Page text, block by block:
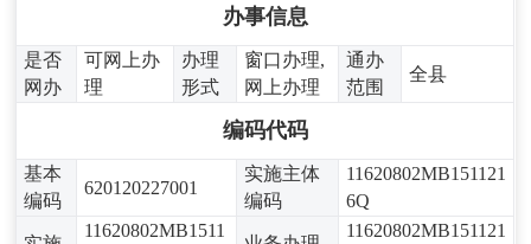
办事信息
是否
网办
可网上办
理
办理
形式
窗口办理,
网上办理
通办
范围
全县
编码代码
基本
编码
620120227001
实施主体
编码
11620802MB151121
6Q
11620802MB1511
11620802MB151121